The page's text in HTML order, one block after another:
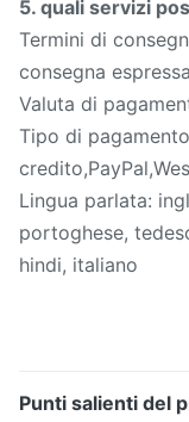
5. quali servizi
Termini di
consegna
Valuta di
Tipo di
Lingua parlata:
portoghese,
hindi, italiano
Punti salienti del